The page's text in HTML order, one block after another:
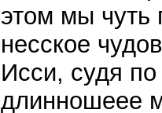
этом мы чуть
несское
Исси, судя
длинношеее